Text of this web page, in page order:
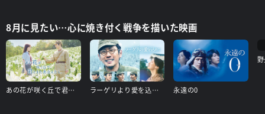
8月に見たい…心に焼き付く戦争を描いた映画
あの花が咲く丘で君とまた出会えたら ラーゲリより愛を込めて 永遠の0